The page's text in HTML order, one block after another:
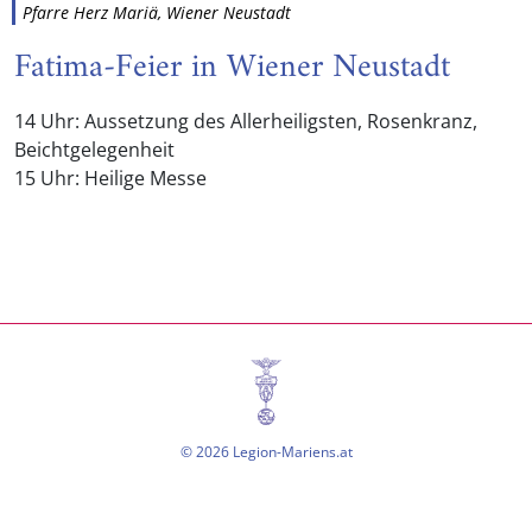
Pfarre Herz Mariä, Wiener Neustadt
Fatima-Feier in Wiener Neustadt
14 Uhr: Aussetzung des Allerheiligsten, Rosenkranz,
Beichtgelegenheit
15 Uhr: Heilige Messe
© 2026 Legion-Mariens.at